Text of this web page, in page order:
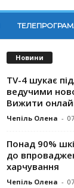
Новини
TV-4 шукає
ведучими
Вижити
Чепіль Олена -
Понад 90%
до
харчування
Чепіль Олена -